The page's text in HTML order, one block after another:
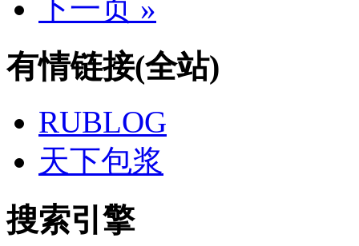
下一页 »
有情链接(全站)
RUBLOG
天下包浆
搜索引擎